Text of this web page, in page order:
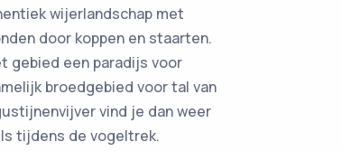
wijerlandschap met
door koppen en staarten.
gebied een paradijs voor
broedgebied voor tal van
vind je dan weer
tijdens de vogeltrek.